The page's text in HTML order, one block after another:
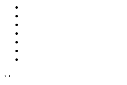
› ‹